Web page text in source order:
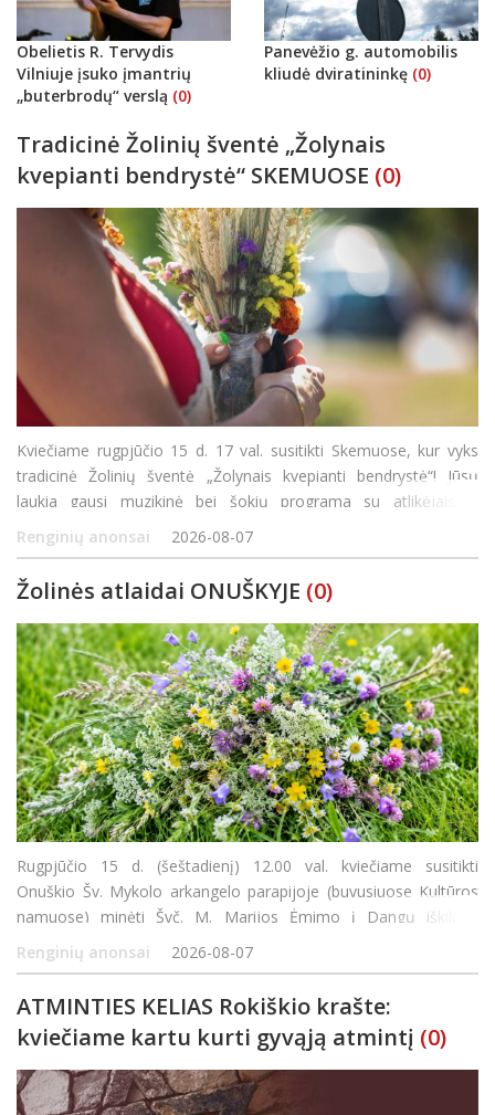
Obelietis R. Tervydis
Vilniuje įsuko įmantrių
„buterbrodų“ verslą (0)
Panevėžio g. automobilis
kliudė dviratininkę (0)
Tradicinė Žolinių šventė „Žolynais
kvepianti bendrystė“ SKEMUOSE (0)
Kviečiame rugpjūčio 15 d. 17 val. susitikti Skemuose, kur vyks
tradicinė Žolinių šventė „Žolynais kvepianti bendrystė“! Jūsų
laukia gausi muzikinė bei šokių programa su atlikėjais iš
Panevėžio rajono bei Rokiškio, bendro žolynų paveikslo kūrimas
ir jaukios va
Renginių anonsai 2026-08-07
Žolinės atlaidai ONUŠKYJE (0)
Rugpjūčio 15 d. (šeštadienį) 12.00 val. kviečiame susitikti
Onuškio Šv. Mykolo arkangelo parapijoje (buvusiuose Kultūros
namuose) minėti Švč. M. Marijos Ėmimo į Dangų iškilmę.
Šventės metu bus aukojamos Šv. Mišios, laiminamas metų derli
Renginių anonsai 2026-08-07
ATMINTIES KELIAS Rokiškio krašte:
kviečiame kartu kurti gyvąją atmintį (0)